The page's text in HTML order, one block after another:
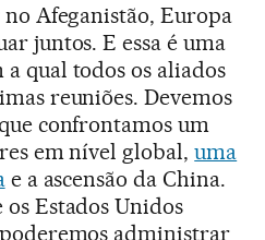
Afeganistão, Europa
juntos. E essa é uma
qual todos os aliados
reuniões. Devemos
confrontamos um
em nível global,uma
e a ascensão da China.
Estados Unidos
administrar